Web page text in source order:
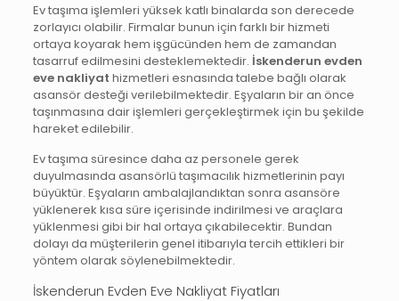
Ev taşıma işlemleri yüksek katlı binalarda son derecede
zorlayıcı olabilir. Firmalar bunun için farklı bir hizmeti
ortaya koyarak hem işgücünden hem de zamandan
tasarruf edilmesini desteklemektedir. İskenderun evden
eve nakliyat hizmetleri esnasında talebe bağlı olarak
asansör desteği verilebilmektedir. Eşyaların bir an önce
taşınmasına dair işlemleri gerçekleştirmek için bu şekilde
hareket edilebilir.
Ev taşıma süresince daha az personele gerek
duyulmasında asansörlü taşımacılık hizmetlerinin payı
büyüktür. Eşyaların ambalajlandıktan sonra asansöre
yüklenerek kısa süre içerisinde indirilmesi ve araçlara
yüklenmesi gibi bir hal ortaya çıkabilecektir. Bundan
dolayı da müşterilerin genel itibarıyla tercih ettikleri bir
yöntem olarak söylenebilmektedir.
İskenderun Evden Eve Nakliyat Fiyatları